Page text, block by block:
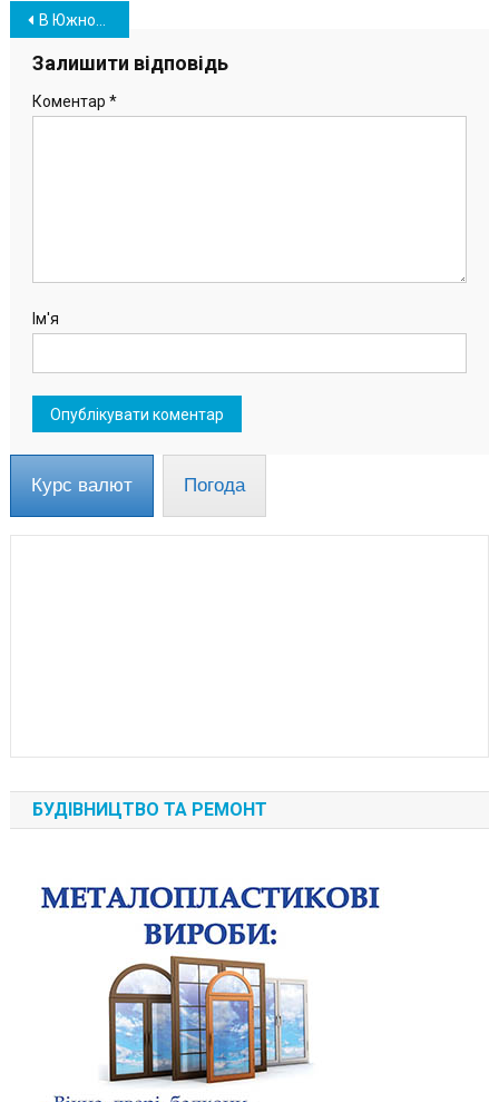
Навігація
записів
В Южном почтили память жертв голодоморов в Украине (фото)
Залишити відповідь
Коментар *
Ім'я
Курс валют Погода
БУДІВНИЦТВО ТА РЕМОНТ